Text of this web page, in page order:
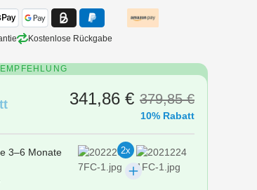
Kostenlose Rückgabe
EMPFEHLUNG
341,86 € 379,85 €
10% Rabatt
3–6 Monate
2x